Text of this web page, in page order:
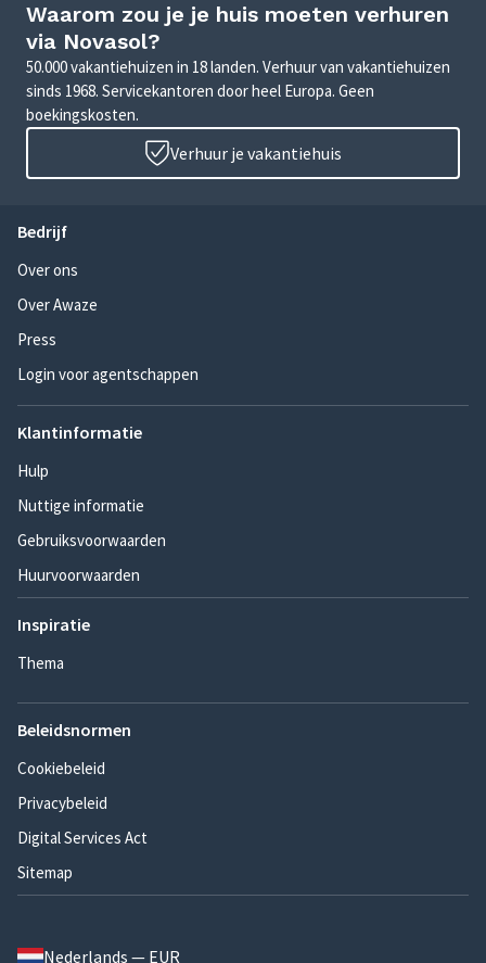
Waarom zou je je huis moeten verhuren
via Novasol?
50.000 vakantiehuizen in 18 landen. Verhuur van vakantiehuizen
sinds 1968. Servicekantoren door heel Europa. Geen
boekingskosten.
Verhuur je vakantiehuis
Bedrijf
Over ons
Over Awaze
Press
Login voor agentschappen
Klantinformatie
Hulp
Nuttige informatie
Gebruiksvoorwaarden
Huurvoorwaarden
Inspiratie
Thema
Beleidsnormen
Cookiebeleid
Privacybeleid
Digital Services Act
Sitemap
Nederlands — EUR